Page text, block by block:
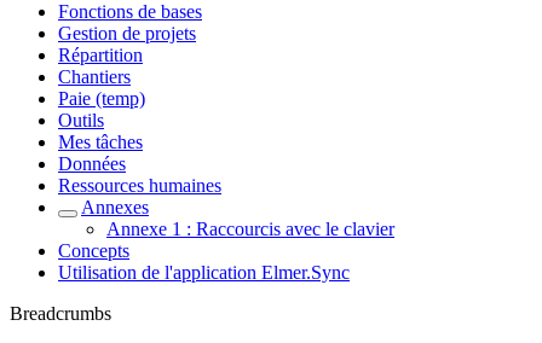
Fonctions de bases
Gestion de projets
Répartition
Chantiers
Paie (temp)
Outils
Mes tâches
Données
Ressources humaines
Annexes
Annexe 1 : Raccourcis avec le clavier
Concepts
Utilisation de l'application Elmer.Sync
Breadcrumbs